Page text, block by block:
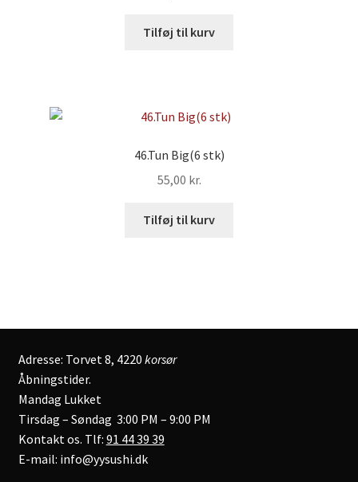
Tilføj til kurv
46.Tun Big(6 stk)
55,00 kr.
Tilføj til kurv
Adresse: Torvet 8, 4220 korsør
Åbningstider.
Mandag Lukket
Tirsdag – Søndag 3:00 PM – 9:00 PM
Kontakt os. Tlf: 91 44 39 39
E-mail: info@yysushi.dk